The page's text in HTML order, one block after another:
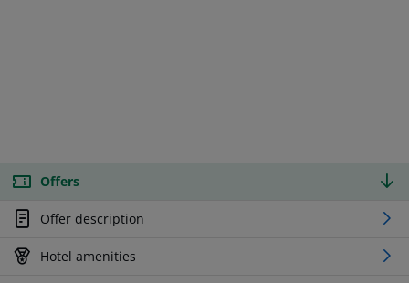
Offers
Offer description
Hotel amenities